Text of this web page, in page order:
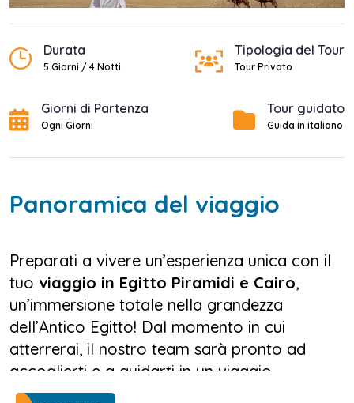
Durata
5 Giorni / 4 Notti
Tipologia del Tour
Tour Privato
Giorni di Partenza
Ogni Giorni
Tour guidato
Guida in italiano
Panoramica del viaggio
Preparati a vivere un’esperienza unica con il
tuo viaggio in Egitto Piramidi e Cairo,
un’immersione totale nella grandezza
dell’Antico Egitto! Dal momento in cui
atterrerai, il nostro team sarà pronto ad
accoglierti e a guidarti in un viaggio
organizzato al Cairo, studiato nei minimi